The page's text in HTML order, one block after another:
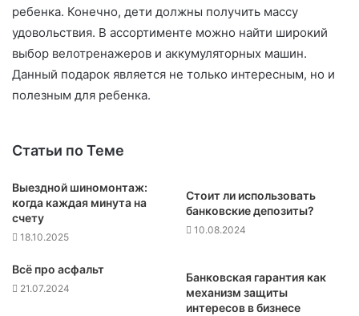
ребенка. Конечно, дети должны получить массу
удовольствия. В ассортименте можно найти широкий
выбор велотренажеров и аккумуляторных машин.
Данный подарок является не только интересным, но и
полезным для ребенка.
Статьи по Теме
Выездной шиномонтаж:
когда каждая минута на
счету
18.10.2025
Стоит ли использовать
банковские депозиты?
10.08.2024
Всё про асфальт
21.07.2024
Банковская гарантия как
механизм защиты
интересов в бизнесе